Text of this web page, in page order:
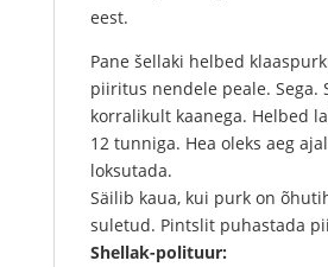
eest.
Pane šellaki helbed
piiritus nendele peale. Sega.
korralikult kaanega. Helbed
12 tunniga. Hea oleks aeg
loksutada.
Säilib kaua, kui purk on
suletud. Pintslit puhastada
Shellak-polituur: